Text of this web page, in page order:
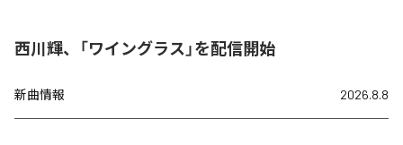
西川輝、「ワイングラス」を配信開始
新曲情報 2026.8.8